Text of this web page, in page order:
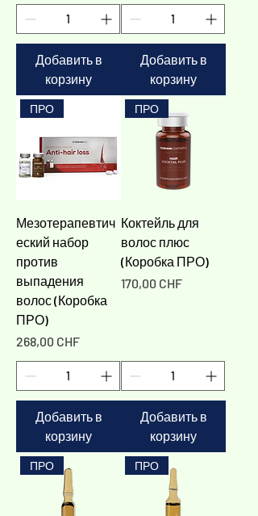
Добавить в
корзину
Добавить в
корзину
ПРО
Мезотерапевтич
еский набор
против
выпадения
волос (Коробка
ПРО)
Цена
268,00 CHF
Добавить в
корзину
ПРО
Коктейль для
волос плюс
(Коробка ПРО)
Цена
170,00 CHF
Добавить в
корзину
ПРО ПРО